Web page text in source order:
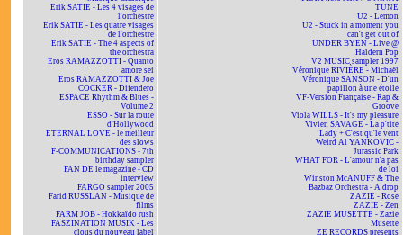
Erik SATIE - Les 4 visages de
l'orchestre
Erik SATIE - Les quatre visages
de l'orchestre
Erik SATIE - The 4 aspects of
the orchestra
Eros RAMAZZOTTI - Quanto
amore sei
Eros RAMAZZOTTI & Joe
COCKER - Difendero
ESPACE Rhythm & Blues -
Volume 2
ESSO - Sur la route
d'Hollywood
ETERNAL LOVE - le meilleur
des slows
F-COMMUNICATIONS - 7th
birthday sampler
FAN DE le magazine - CD
interview
FARGO sampler 2005
Farid RUSSLAN - Musique de
films
FARM JOB - Hokkaïdo rush
FASZINATION MUSIK - Les
clous du nouveau label
TUNE
U2 - Lemon
U2 - Stuck in a moment you
can't get out of
UNDER BYEN - Live @
Haldern Pop
V2 MUSIC sampler 1997
Véronique RIVIÈRE - Michaël
Véronique SANSON - D'un
papillon à une étoile
VF-Version Française - Rap &
Groove
Viola WILLS - It's my pleasure
Vivien SAVAGE - La p'tite
Lady + C'est qu'le vent
Weird Al YANKOVIC -
Jurassic Park
WHAT FOR - L'amour n'a pas
de loi
Winston McANUFF & The
Bazbaz Orchestra - A drop
ZAZIE - Rose
ZAZIE - Zen
ZAZIE MUSETTE - Zazie
Musette
ZE RECORDS presents